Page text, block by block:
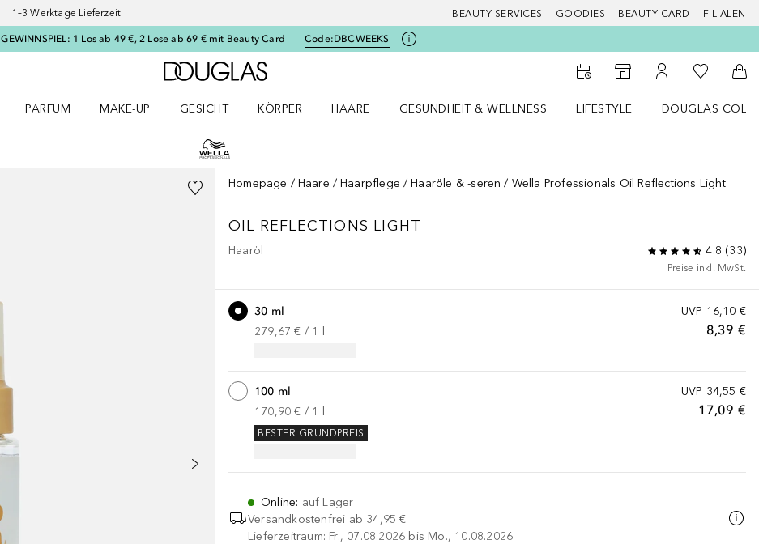
1–3 Werktage Lieferzeit BEAUTY SERVICES GOODIES BEAUTY CARD FILIALEN
GEWINNSPIEL: 1 Los ab 49 €, 2 Lose ab 69 € mit Beauty Card Code:DBCWEEKS
Zur Douglas Startseite
Zum Storefinder
Zu Meinem
Zu Meiner
PARFUM
MAKE-UP
GESICHT
KÖRPER
HAARE
GESUNDHEIT & WELLNESS
LIFESTYLE
DOUGLAS
Homepage Haare Haarpflege Haaröle & -seren Wella Professionals Oil Reflections Light
OIL REFLECTIONS LIGHT
Haaröl 4.8 (33)
Preise inkl. MwSt.
UVP 16,10 €
8,39 €
30 ml
279,67 € / 1
UVP 34,55 €
17,09 €
100 ml
170,90 € / 1
BESTER GRUNDPREIS
Online: auf Lager
Versandkostenfrei ab 34,95 €
Lieferzeitraum: Fr., 07.08.2026 bis Mo., 10.08.2026